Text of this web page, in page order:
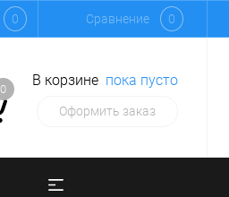
0 Сравнение 0
0
В корзине пока пусто
Оформить заказ